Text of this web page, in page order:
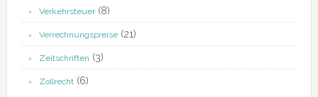
Verkehrsteuer(8)
Verrechnungspreise(21)
Zeitschriften (3)
Zollrecht(6)